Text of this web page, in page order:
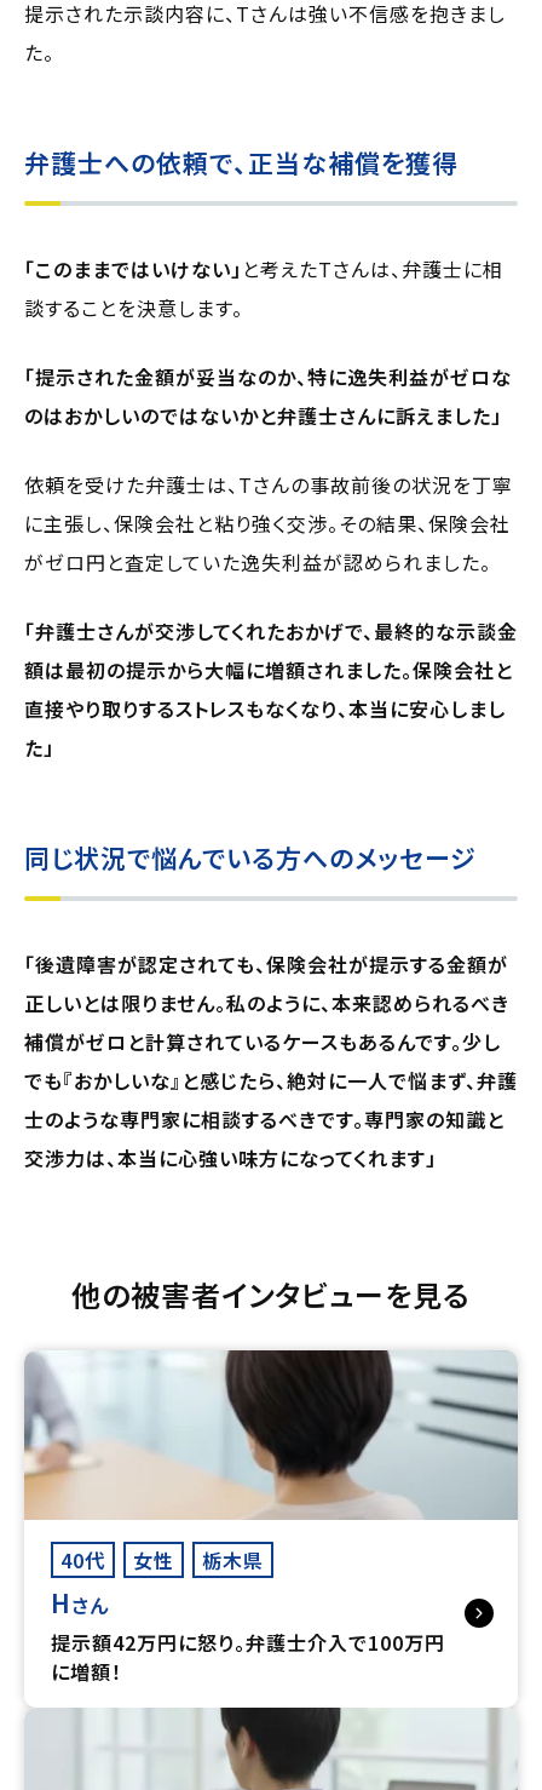
提示された示談内容に、Tさんは強い不信感を抱きまし
た。
弁護士への依頼で、正当な補償を獲得
「このままではいけない」 と考えたTさんは、弁護士に相
談することを決意します。
「提示された金額が妥当なのか、特に逸失利益がゼロな
のはおかしいのではないかと弁護士さんに訴えました」
依頼を受けた弁護士は、Tさんの事故前後の状況を丁寧
に主張し、保険会社と粘り強く交渉。その結果、保険会社
がゼロ円と査定していた逸失利益が認められました。
「弁護士さんが交渉してくれたおかげで、最終的な示談金
額は最初の提示から大幅に増額されました。保険会社と
直接やり取りするストレスもなくなり、本当に安心しまし
た」
同じ状況で悩んでいる方へのメッセージ
「後遺障害が認定されても、保険会社が提示する金額が
正しいとは限りません。私のように、本来認められるべき
補償がゼロと計算されているケースもあるんです。少し
でも『おかしいな』と感じたら、絶対に一人で悩まず、弁護
士のような専門家に相談するべきです。専門家の知識と
交渉力は、本当に心強い味方になってくれます」
他の被害者インタビューを見る
40代 女性 栃木県
Hさん
提示額42万円に怒り。弁護士介入で100万円
に増額！